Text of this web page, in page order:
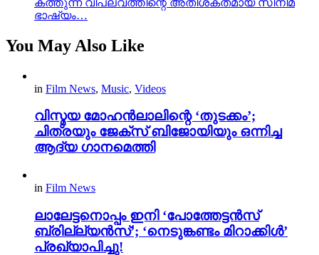
ഭാഷ്യം…
You May Also Like
in Film News, Music, Videos
വിസ്മയ മോഹൻലാലിന്റെ ‘തുടക്കം’;
ചിത്രയും ജേക്സ് ബിജോയിയും ഒന്നിച്ച
ആദ്യ ഗാനമെത്തി
in Film News
ലാലേട്ടനൊപ്പം ഇനി ‘പോത്തേട്ടൻസ്
ബ്രില്ല്യൻസ്’; ‘നെടുങ്കണ്ടം മിറാക്കിൾ’
പ്രഖ്യാപിച്ചു!